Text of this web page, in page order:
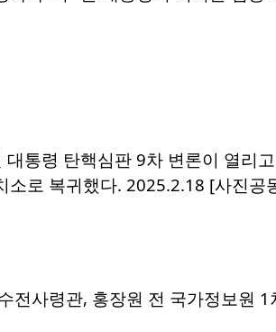
통령 탄핵심판 9차 변론이 열리
로 복귀했다. 2025.2.18 [사진
전사령관, 홍장원 전 국가정보원